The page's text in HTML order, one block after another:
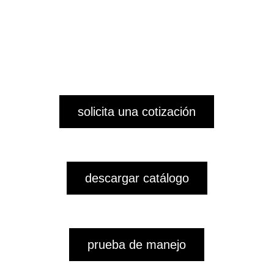
solicita una cotización
descargar catálogo
prueba de manejo